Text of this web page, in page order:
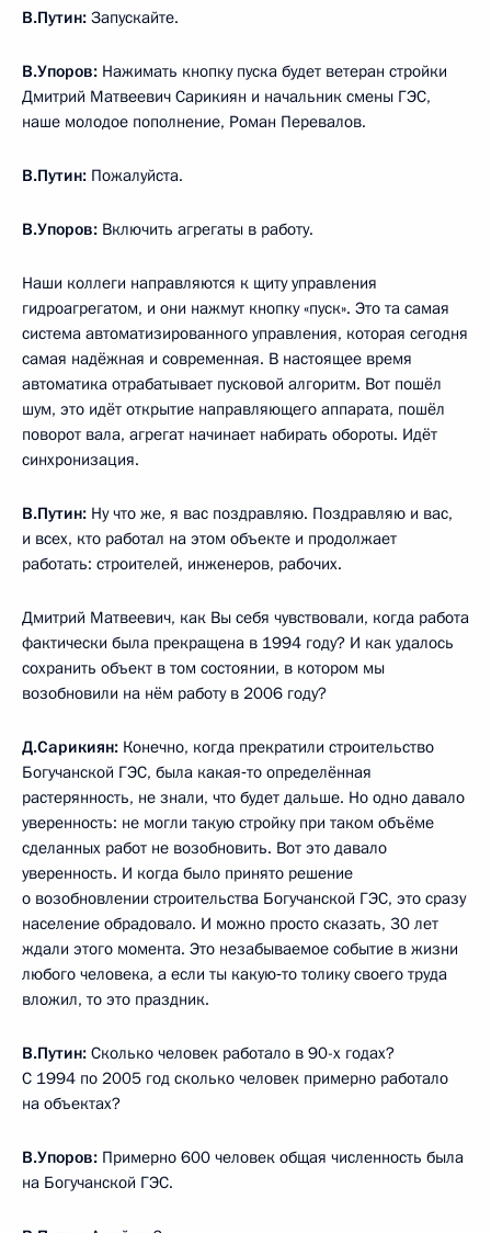
В.Путин: Запускайте.
В.Упоров: Нажимать кнопку пуска будет ветеран стройки
Дмитрий Матвеевич Сарикиян и начальник смены ГЭС,
наше молодое пополнение, Роман Перевалов.
В.Путин: Пожалуйста.
В.Упоров: Включить агрегаты в работу.
Наши коллеги направляются к щиту управления
гидроагрегатом, и они нажмут кнопку «пуск». Это та самая
система автоматизированного управления, которая сегодня
самая надёжная и современная. В настоящее время
автоматика отрабатывает пусковой алгоритм. Вот пошёл
шум, это идёт открытие направляющего аппарата, пошёл
поворот вала, агрегат начинает набирать обороты. Идёт
синхронизация.
В.Путин: Ну что же, я вас поздравляю. Поздравляю и вас,
и всех, кто работал на этом объекте и продолжает
работать: строителей, инженеров, рабочих.
Дмитрий Матвеевич, как Вы себя чувствовали, когда работа
фактически была прекращена в 1994 году? И как удалось
сохранить объект в том состоянии, в котором мы
возобновили на нём работу в 2006 году?
Д.Сарикиян: Конечно, когда прекратили строительство
Богучанской ГЭС, была какая‑то определённая
растерянность, не знали, что будет дальше. Но одно давало
уверенность: не могли такую стройку при таком объёме
сделанных работ не возобновить. Вот это давало
уверенность. И когда было принято решение
о возобновлении строительства Богучанской ГЭС, это сразу
население обрадовало. И можно просто сказать, 30 лет
ждали этого момента. Это незабываемое событие в жизни
любого человека, а если ты какую‑то толику своего труда
вложил, то это праздник.
В.Путин: Сколько человек работало в 90-х годах?
С 1994 по 2005 год сколько человек примерно работало
на объектах?
В.Упоров: Примерно 600 человек общая численность была
на Богучанской ГЭС.